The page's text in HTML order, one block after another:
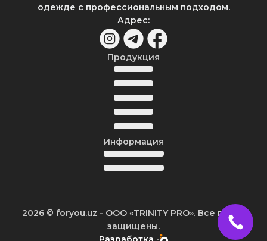
одежде с профессиональным подходом.
Адрес:
Продукция
Информация
2026 © foryou.uz - ООО «TRINITY PRO». Все права
защищены.